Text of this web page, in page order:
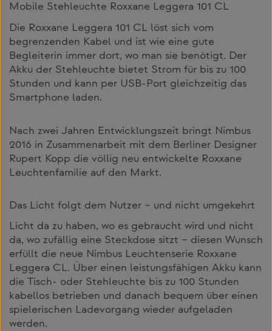
Mobile Stehleuchte Roxxane Leggera 101 CL
Die Roxxane Leggera 101 CL löst sich vom
begrenzenden Kabel und ist wie eine gute
Begleiterin immer dort, wo man sie benötigt. Der
Akku der Stehleuchte bietet Strom für bis zu 100
Stunden und kann per USB-Port gleichzeitig das
Smartphone laden.
Nach zwei Jahren Entwicklungszeit bringt Nimbus
2016 in Zusammenarbeit mit dem Berliner Designer
Rupert Kopp die völlig neu entwickelte Roxxane
Leuchtenfamilie auf den Markt.
Das Licht folgt dem Nutzer – und nicht umgekehrt
Licht da zu haben, wo es gebraucht wird und nicht
da, wo zufällig eine Steckdose sitzt – diesen Wunsch
erfüllt die neue Nimbus Leuchtenserie Roxxane
Leggera CL. Über einen leistungsfähigen Akku kann
die Tisch- oder Stehleuchte bis zu 100 Stunden
kabellos betrieben und danach bequem über einen
spielerischen Ladevorgang wieder aufgeladen
werden.